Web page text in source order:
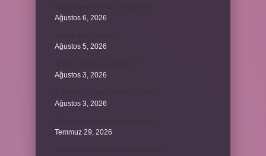
Ağustos 6, 2026
Ağustos 5, 2026
Ağustos 3, 2026
Ağustos 3, 2026
Temmuz 29, 2026